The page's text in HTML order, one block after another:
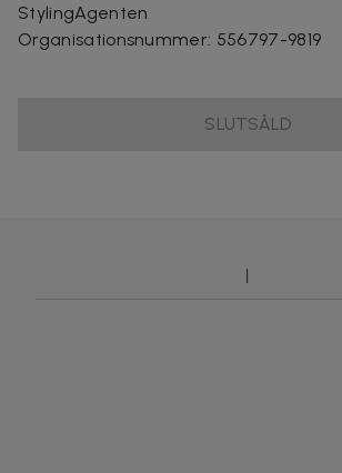
StylingAgenten
Organisationsnummer: 556797-9819
SLUTSÅLD